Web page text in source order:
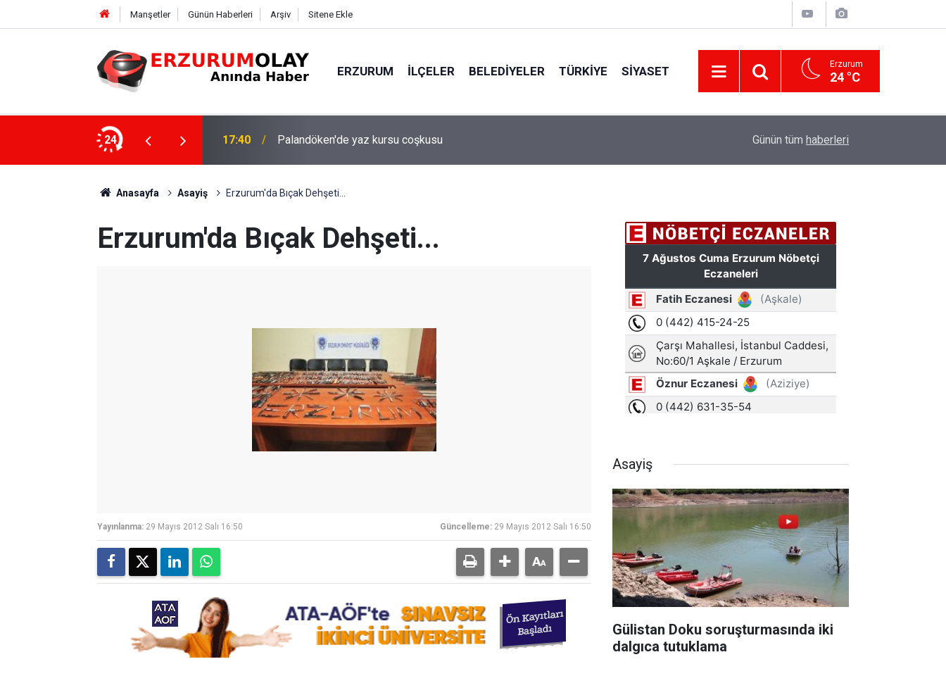
Manşetler Günün Haberleri Arşiv Sitene Ekle
ERZURUM İLÇELER BELEDIYELER TÜRKIYE SIYASET Erzurum
24 °C
24 17:37 TÜBİTAK desteği aldı Erzurum’da gıda ve yem işletmelerine sıkı
Günün tüm haberleri
Anasayfa Asayiş Erzurum'da Bıçak Dehşeti...
Erzurum'da Bıçak Dehşeti...
Yayınlanma: 29 Mayıs 2012 Salı 16:50 Güncelleme: 29 Mayıs 2012 Salı 16:50
Asayiş
Gülistan Doku soruşturmasında iki
dalgıca tutuklama